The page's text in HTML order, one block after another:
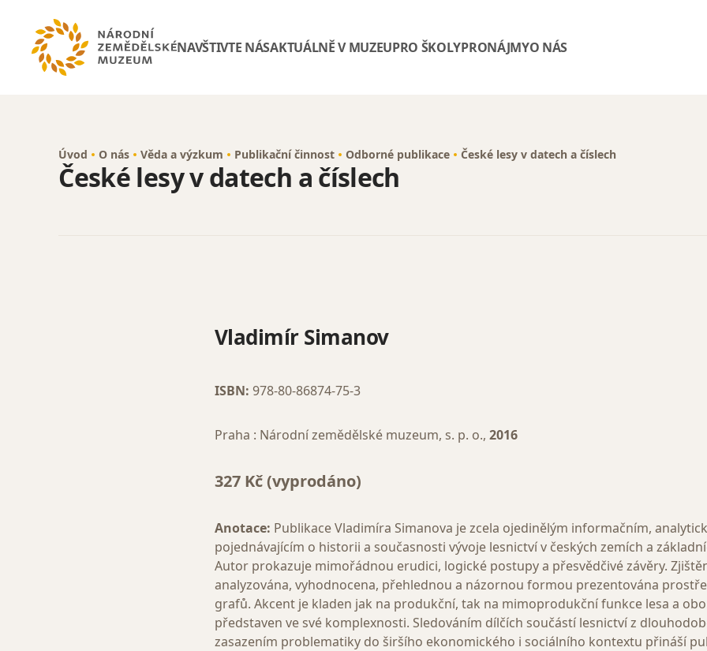
NAVŠTIVTE NÁSAKTUÁLNĚ V MUZEUPRO ŠKOLYPRONÁJMYO NÁS
Úvod O nás Věda a výzkum Publikační činnost Odborné publikace České lesy v datech a číslech
České lesy v datech a číslech
Vladimír Simanov
ISBN: 978-80-86874-75-3
Praha : Národní zemědělské muzeum, s. p. o., 2016
327 Kč (vyprodáno)
Anotace: Publikace Vladimíra Simanova je zcela ojedinělým informačním,
pojednávajícím o historii a současnosti vývoje lesnictví v českých zemích a
Autor prokazuje mimořádnou erudici, logické postupy a přesvědčivé závěry.
analyzována, vyhodnocena, přehlednou a názornou formou prezentována
grafů. Akcent je kladen jak na produkční, tak na mimoprodukční funkce lesa a
představen ve své komplexnosti. Sledováním dílčích součástí lesnictví z
zasazením problematiky do širšího ekonomického i sociálního kontextu přináší